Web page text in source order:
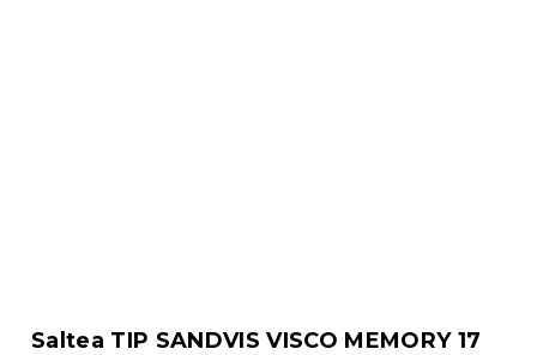
Saltea TIP SANDVIS VISCO MEMORY 17